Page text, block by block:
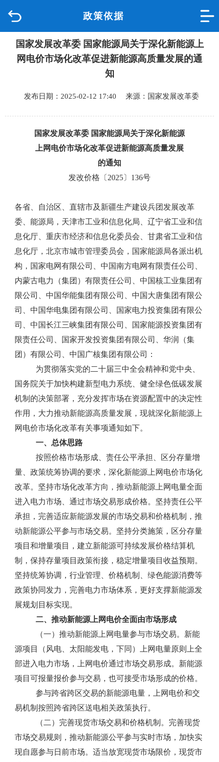
政策依据
品质城中
政府信息公开
互动回应
国家发展改革委 国家能源局关于深化新能源上
网电价市场化改革促进新能源高质量发展的通
知
发布日期：2025-02-12 17:40 来源：国家发展改革委
国家发展改革委 国家能源局关于深化新能源
上网电价市场化改革促进新能源高质量发展
的通知
发改价格〔 2025〕136号
各省、自治区、直辖市及新疆生产建设兵团发展改革
委、能源局，天津市工业和信息化局、辽宁省工业和信
息化厅、重庆市经济和信息化委员会、甘肃省工业和信
息化厅，北京市城市管理委员会，国家能源局各派出机
构，国家电网有限公司、中国南方电网有限责任公司、
内蒙古电力（集团）有限责任公司、中国核工业集团有
限公司、中国华能集团有限公司、中国大唐集团有限公
司、中国华电集团有限公司、国家电力投资集团有限公
司、中国长江三峡集团有限公司、国家能源投资集团有
限责任公司、国家开发投资集团有限公司、华润（集
团）有限公司、中国广核集团有限公司：
为贯彻落实党的二十届三中全会精神和党中央、
国务院关于加快构建新型电力系统、健全绿色低碳发展
机制的决策部署，充分发挥市场在资源配置中的决定性
作用，大力推动新能源高质量发展，现就深化新能源上
网电价市场化改革有关事项通知如下。
一、总体思路
按照价格市场形成、责任公平承担、区分存量增
量、政策统筹协调的要求，深化新能源上网电价市场化
改革。坚持市场化改革方向，推动新能源上网电量全面
进入电力市场、通过市场交易形成价格。坚持责任公平
承担，完善适应新能源发展的市场交易和价格机制，推
动新能源公平参与市场交易。坚持分类施策，区分存量
项目和增量项目，建立新能源可持续发展价格结算机
制，保持存量项目政策衔接，稳定增量项目收益预期。
坚持统筹协调，行业管理、价格机制、绿色能源消费等
政策协同发力，完善电力市场体系，更好支撑新能源发
展规划目标实现。
二、推动新能源上网电价全面由市场形成
（一）推动新能源上网电量参与市场交易。新能
源项目（风电、太阳能发电，下同）上网电量原则上全
部进入电力市场，上网电价通过市场交易形成。新能源
项目可报量报价参与交易，也可接受市场形成的价格。
参与跨省跨区交易的新能源电量，上网电价和交
易机制按照跨省跨区送电相关政策执行。
（二）完善现货市场交易和价格机制。完善现货
市场交易规则，推动新能源公平参与实时市场，加快实
现自愿参与日前市场。适当放宽现货市场限价，现货市